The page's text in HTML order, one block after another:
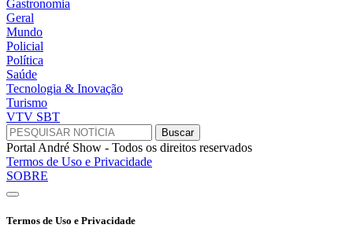
Gastronomia
Geral
Mundo
Policial
Política
Saúde
Tecnologia & Inovação
Turismo
VTV SBT
Portal André Show - Todos os direitos reservados
Termos de Uso e Privacidade
SOBRE
Termos de Uso e Privacidade